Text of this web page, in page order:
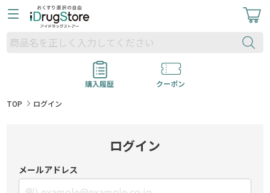
購入履歴
クーポン
TOP
ログイン
ログイン
メールアドレス